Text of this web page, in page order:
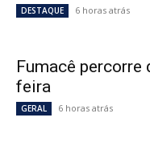
DESTAQUE 6 horas atrás
Fumacê
feira
GERAL 6 horas atrás